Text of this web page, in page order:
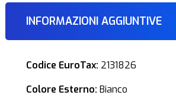
INFORMAZIONI AGGIUNTIVE
Codice EuroTax: 2131826
Colore Esterno: Bianco